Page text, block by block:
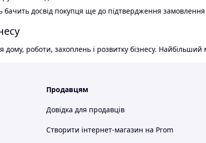
досвід покупця ще до підтвердження замовлення
дому, роботи, захоплень і розвитку бізнесу.
Продавцям
Довідка для продавців
Створити інтернет-магазин на Prom